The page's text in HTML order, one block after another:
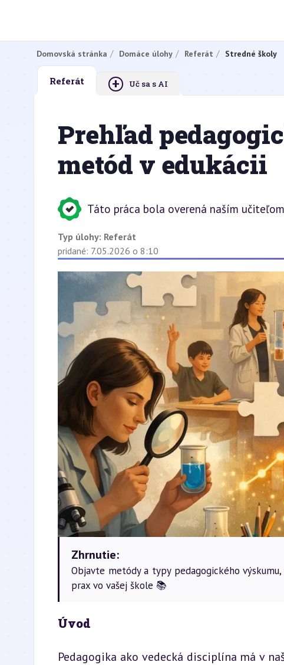
Domovská stránka Domáce úlohy Referát Stredné školy
Referát + Uč sa s AI
Prehľad
metód v edukácii
Táto práca bola overená naším
Typ úlohy: Referát
pridané: 7.05.2026 o 8:10
Zhrnutie:
Objavte metódy a typy pedagogického
prax vo vašej škole 📚
Úvod
Pedagogika ako vedecká disciplína má v